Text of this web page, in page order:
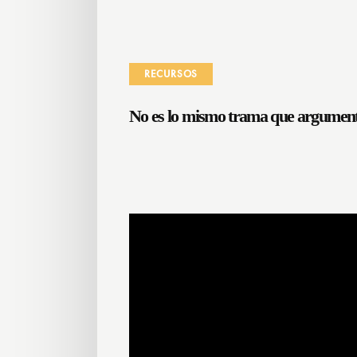
RECURSOS
No es lo mismo trama que